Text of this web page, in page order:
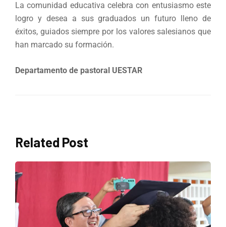
La comunidad educativa celebra con entusiasmo este
logro y desea a sus graduados un futuro lleno de
éxitos, guiados siempre por los valores salesianos que
han marcado su formación.
Departamento de pastoral UESTAR
Related Post